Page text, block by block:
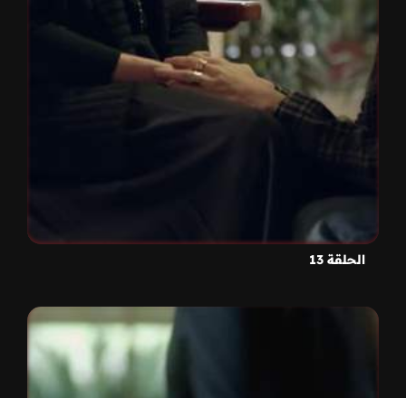
الحلقة 13